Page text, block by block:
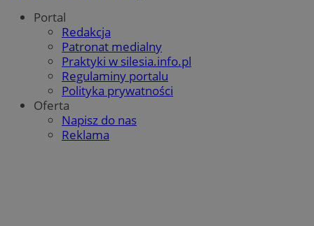
Portal
Redakcja
Patronat medialny
Praktyki w silesia.info.pl
Regulaminy portalu
Polityka prywatności
Oferta
Napisz do nas
Reklama